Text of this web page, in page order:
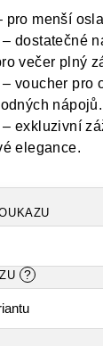
pro menší
– dostatečné
večer plný
– voucher pro
nápojů.
– exkluzivní
elegance.
?